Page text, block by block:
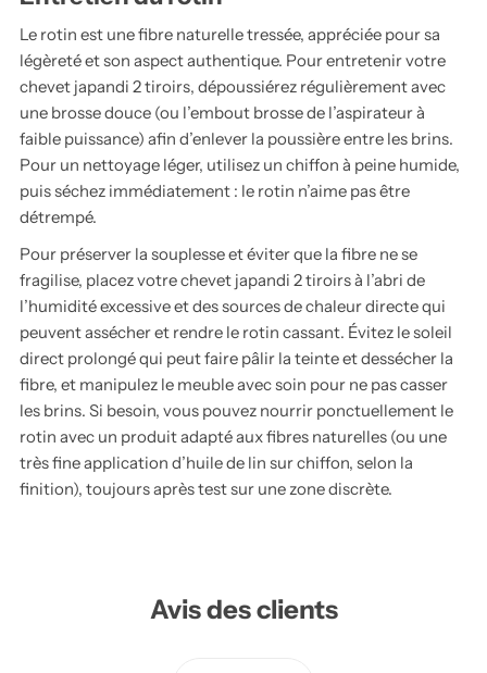
Le rotin est une fibre naturelle tressée, appréciée pour sa
légèreté et son aspect authentique. Pour entretenir votre
chevet japandi 2 tiroirs, dépoussiérez régulièrement avec
une brosse douce (ou l’embout brosse de l’aspirateur à
faible puissance) afin d’enlever la poussière entre les brins.
Pour un nettoyage léger, utilisez un chiffon à peine humide,
puis séchez immédiatement : le rotin n’aime pas être
détrempé.
Pour préserver la souplesse et éviter que la fibre ne se
fragilise, placez votre chevet japandi 2 tiroirs à l’abri de
l’humidité excessive et des sources de chaleur directe qui
peuvent assécher et rendre le rotin cassant. Évitez le soleil
direct prolongé qui peut faire pâlir la teinte et dessécher la
fibre, et manipulez le meuble avec soin pour ne pas casser
les brins. Si besoin, vous pouvez nourrir ponctuellement le
rotin avec un produit adapté aux fibres naturelles (ou une
très fine application d’huile de lin sur chiffon, selon la
finition), toujours après test sur une zone discrète.
Avis des clients